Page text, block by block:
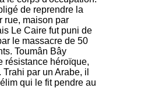
de reprendre la
rue, maison par
Le Caire fut puni de
le massacre de 50
Toumân Bây
résistance héroïque,
par un Arabe, il
qui le fit pendre au